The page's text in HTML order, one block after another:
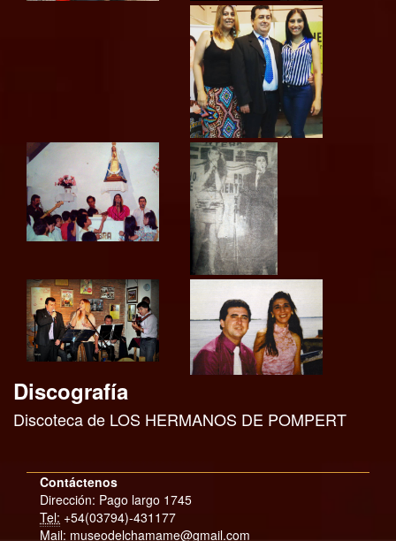
Discografía
Discoteca de LOS HERMANOS DE POMPERT
Contáctenos
Dirección: Pago largo 1745
Tel: +54(03794)-431177
Mail: museodelchamame@gmail.com